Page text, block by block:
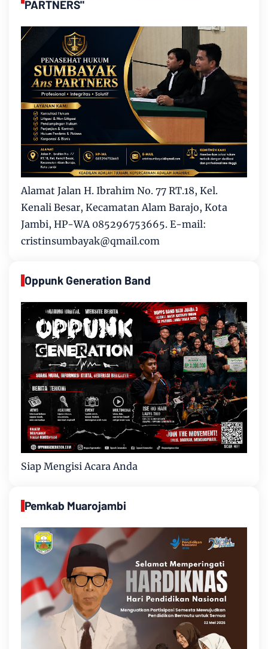
PARTNERS"
Alamat Jalan H. Ibrahim No. 77 RT.18, Kel.
Kenali Besar, Kecamatan Alam Barajo, Kota
Jambi, HP-WA 085296753665. E-mail:
cristinsumbayak@qmail.com
Oppunk Generation Band
Siap Mengisi Acara Anda
Pemkab Muarojambi